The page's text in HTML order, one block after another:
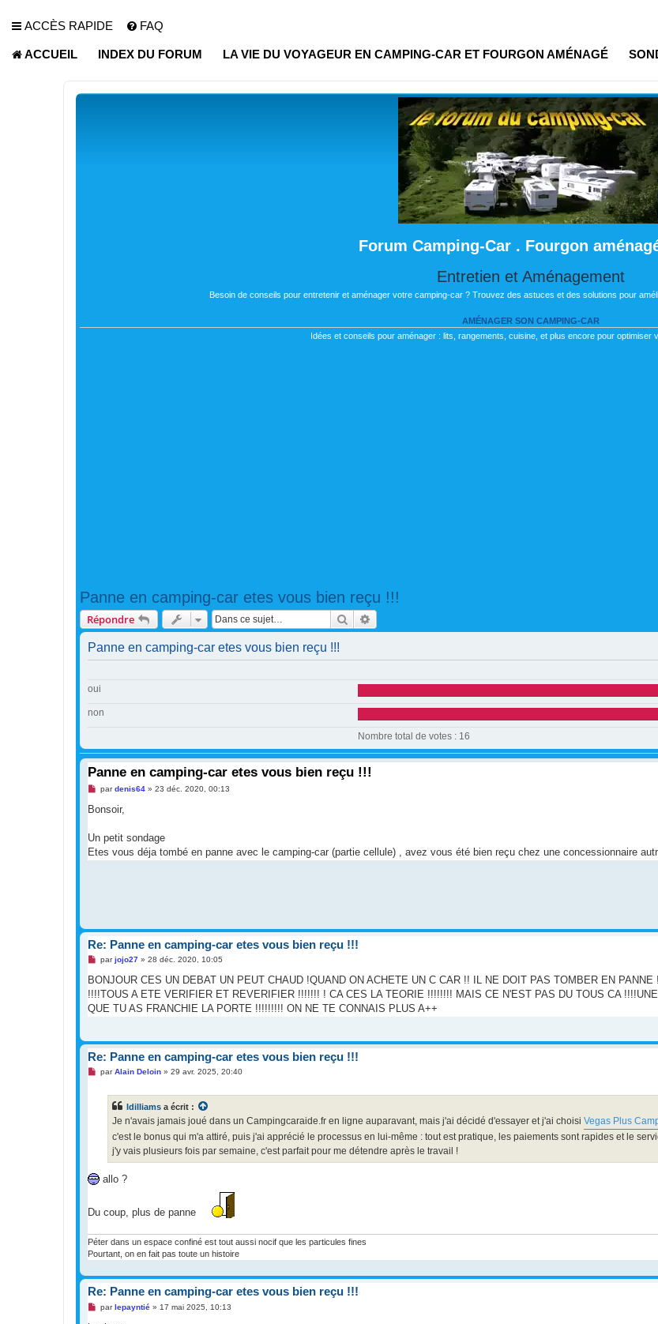
ACCÈS RAPIDE FAQ
ACCUEIL INDEX DU FORUM LA VIE DU VOYAGEUR EN CAMPING-CAR ET FOURGON AMÉNAGÉ
Forum Camping-Car . Fourgon
Entretien et Aménagement
Besoin de conseils pour entretenir et aménager votre camping-car ? Trouvez des astuces et des solutions pour
AMÉNAGER SON CAMPING-CAR
Idées et conseils pour aménager : lits, rangements, cuisine, et plus encore pour optimiser
Panne en camping-car etes vous bien reçu !!!
Répondre Rechercher
Panne en camping-car etes vous bien reçu !!!
oui
non
Nombre total de votes : 16
Panne en camping-car etes vous bien reçu !!!
M
s
g
n
pardenis64» 23 déc. 2020, 00:13
Bonsoir,
Un petit sondage
Etes vous déja tombé en panne avec le camping-car (partie cellule) , avez vous été bien reçu chez une concessionnaire
Re: Panne en camping-car etes vous bien reçu !!!
M
s
a
g
n
l
u
parjojo27» 28 déc. 2020, 10:05
BONJOUR CES UN DEBAT UN PEUT CHAUD !QUAND ON ACHETE UN C CAR !! IL NE DOIT PAS TOMBER EN
!!!!TOUS A ETE VERIFIER ET REVERIFIER !!!!!!! ! CA CES LA TEORIE !!!!!!!! MAIS CE N'EST PAS DU TOUS CA
QUE TU AS FRANCHIE LA PORTE !!!!!!!!! ON NE TE CONNAIS PLUS A++
Re: Panne en camping-car etes vous bien reçu !!!
M
u
parAlain Deloin» 29 avr. 2025, 20:40
Idilliams a écrit :
Je n'avais jamais joué dans un Campingcaraide.fr en ligne auparavant, mais j'ai décidé d'essayer et j'ai choisi Vegas Plus
c'est le bonus qui m'a attiré, puis j'ai apprécié le processus en lui-même : tout est pratique, les paiements sont rapides et le
j'y vais plusieurs fois par semaine, c'est parfait pour me détendre après le travail !
allo ?
Du coup, plus de panne
Péter dans un espace confiné est tout aussi nocif que les particules fines
Pourtant, on en fait pas toute un histoire
Re: Panne en camping-car etes vous bien reçu !!!
Mparlepayntié» 17 mai 2025, 10:13